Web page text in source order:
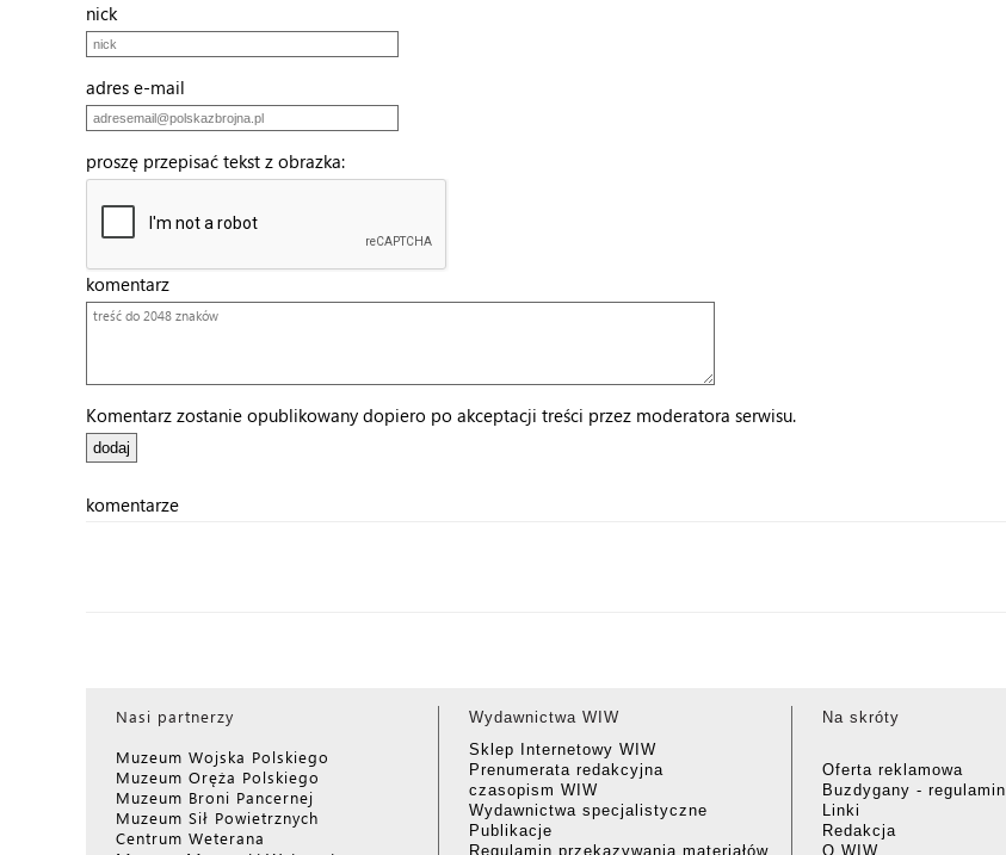
nick
adres e-mail
proszę przepisać tekst z obrazka:
komentarz
Komentarz zostanie opublikowany dopiero po akceptacji treści przez moderatora serwisu.
komentarze
Nasi partnerzy
Muzeum Wojska Polskiego
Muzeum Oręża Polskiego
Muzeum Broni Pancernej
Muzeum Sił Powietrznych
Centrum Weterana
Wydawnictwa WIW
Sklep Internetowy WIW
Prenumerata redakcyjna
czasopism WIW
Wydawnictwa specjalistyczne
Publikacje
Regulamin przekazywania materiałów
Na skróty
Oferta reklamowa
Buzdygany - regulamin
Linki
Redakcja
O WIW